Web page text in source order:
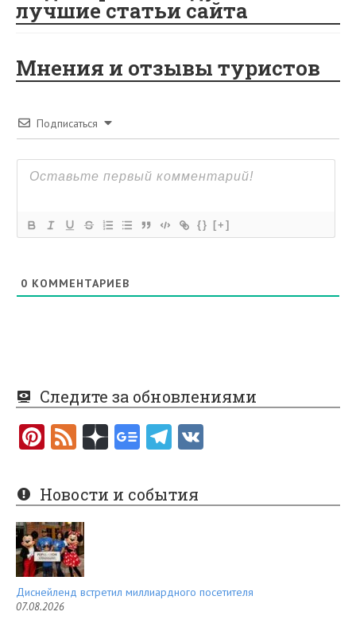
лучшие статьи сайта
Мнения и отзывы туристов
Подписаться
{} [+]
0 КОММЕНТАРИЕВ
Следите за обновлениями
Pi
er
es
t
F
e
d
Новости и события
Диснейленд встретил миллиардного посетителя
07.08.2026